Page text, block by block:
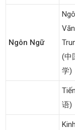
Ngôn Ngữ
(中
学)
语)